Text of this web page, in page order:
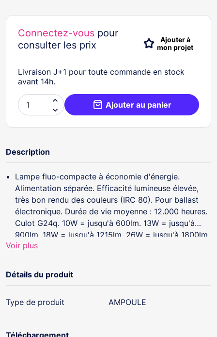
Connectez-vous pour
consulter les prix
Ajouter à
mon projet
Livraison J+1 pour toute commande en stock
avant 14h.

 Ajouter au panier
Description
Lampe fluo-compacte à économie d'énergie.
Alimentation séparée. Efficacité lumineuse élevée,
très bon rendu des couleurs (IRC 80). Pour ballast
électronique. Durée de vie moyenne : 12.000 heures.
Culot G24q. 10W = jusqu'à 600lm. 13W = jusqu'à
900lm. 18W = jusqu'à 1215lm. 26W = jusqu'à 1800lm.
Voir plus
Détails du produit
Type de produit AMPOULE
Téléchargement